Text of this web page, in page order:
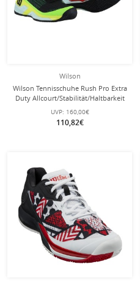
Wilson
Wilson Tennisschuhe Rush Pro Extra
Duty Allcourt/Stabilität/Haltbarkeit
2024 schwarz Herren
UVP: 160,00€
110,82€